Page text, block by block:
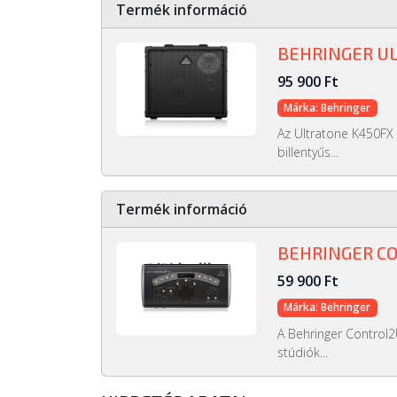
Termék információ
BEHRINGER
95 900 Ft
Márka: Behringer
Az Ultratone
billentyűs...
Termék információ
BEHRINGER
59 900 Ft
Márka: Behringer
A Behringer
stúdiók...